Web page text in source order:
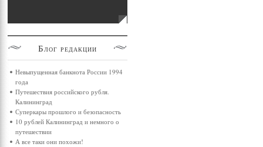
Блог редакции
Невыпущенная банкнота России 1994
года
Путешествия российского рубля.
Калининград
Суперкары прошлого и безопасность
10 рублей Калининград и немного о
путешествии
А все таки они похожи!